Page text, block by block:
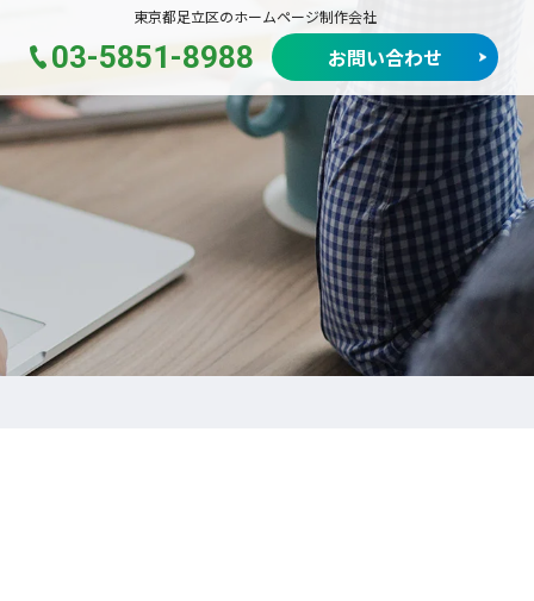
東京都足立区のホームページ制作会社
03-5851-8988 お問い合わせ